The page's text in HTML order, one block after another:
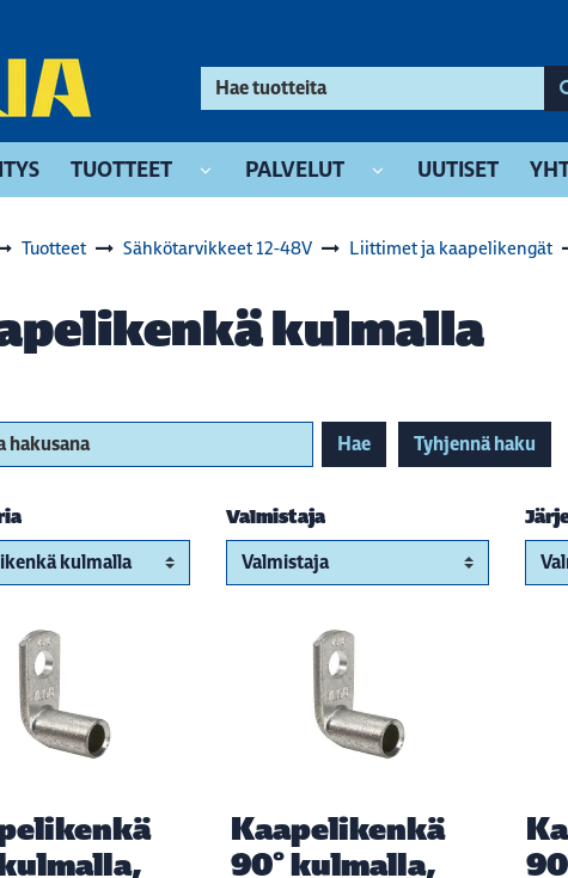
TUOTTEET PALVELUT UUTISET
Tuotteet Sähkötarvikkeet 12-48V Liittimet ja kaapelikengät
kulmalla
Hae Tyhjennä haku
Valmistaja
Kaapelikenkä
90° kulmalla,